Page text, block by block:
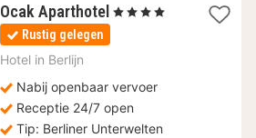
Ocak Aparthotel 1
, 4 Sterren
Rustig gelegen
Hotel in Berlijn
Nabij openbaar vervoer
Receptie 24/7 open
Tip: Berliner Unterwelten